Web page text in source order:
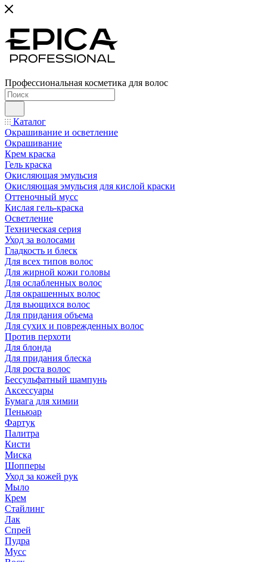
Профессиональная косметика для волос
Каталог
Окрашивание и осветление
Окрашивание
Крем краска
Гель краска
Окисляющая эмульсия
Окисляющая эмульсия для кислой краски
Оттеночный мусс
Кислая гель-краска
Осветление
Техническая серия
Уход за волосами
Гладкость и блеск
Для всех типов волос
Для жирной кожи головы
Для ослабленных волос
Для окрашенных волос
Для вьющихся волос
Для придания объема
Для сухих и поврежденных волос
Против перхоти
Для блонда
Для придания блеска
Для роста волос
Бессульфатный шампунь
Аксессуары
Бумага для химии
Пеньюар
Фартук
Палитра
Кисти
Миска
Шопперы
Уход за кожей рук
Мыло
Крем
Стайлинг
Лак
Спрей
Пудра
Мусс